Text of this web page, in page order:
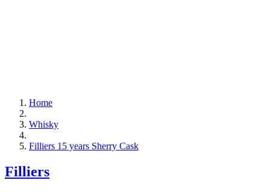
Home
Whisky
Filliers 15 years Sherry Cask
Filliers